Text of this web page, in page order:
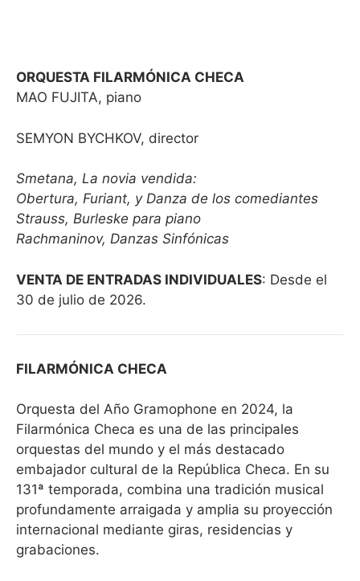
ORQUESTA FILARMÓNICA CHECA
MAO FUJITA, piano
SEMYON BYCHKOV, director
Smetana, La novia vendida:
Obertura, Furiant, y Danza de los comediantes
Strauss, Burleske para piano
Rachmaninov, Danzas Sinfónicas
VENTA DE ENTRADAS INDIVIDUALES: Desde el
30 de julio de 2026.
FILARMÓNICA CHECA
Orquesta del Año Gramophone en 2024, la
Filarmónica Checa es una de las principales
orquestas del mundo y el más destacado
embajador cultural de la República Checa. En su
131ª temporada, combina una tradición musical
profundamente arraigada y amplia su proyección
internacional mediante giras, residencias y
grabaciones.